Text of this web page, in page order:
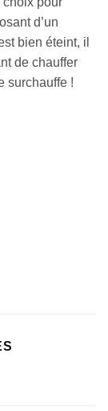
d’un
bien éteint, il
de chauffer
surchauffe !